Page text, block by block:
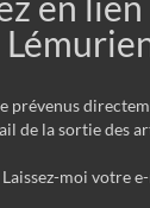
prévenus
de la sortie des
Laissez-moi votre